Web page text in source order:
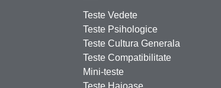
Teste Vedete
Teste Psihologice
Teste Cultura Generala
Teste Compatibilitate
Mini-teste
Teste Haioase